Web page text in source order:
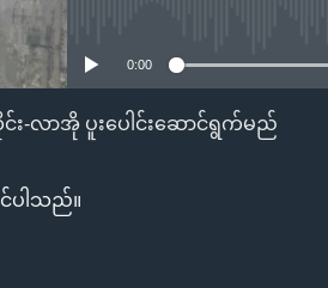
0:00
င်း-လာအို ပူးပေါင်းဆောင်ရွက်မည်
ပါသည်။